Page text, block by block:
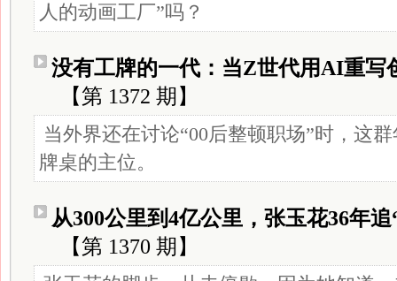
人的动画工厂”吗？
没有工牌的一代：当Z世代用AI重写
【第 1372 期】
当外界还在讨论“00后整顿职场”时，这
牌桌的主位。
从300公里到4亿公里，张玉花36年追
【第 1370 期】